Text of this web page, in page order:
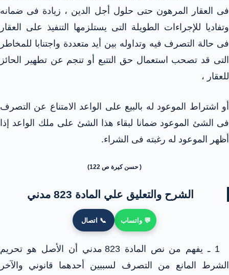
فى العقار المرهون حتى حلول أجل الدين ، زيادة فى ضمانه
وتفاديا للإجراءات الطويلة التى يستلزمها التنفيذ على العقار
فى حالة التصرف فيه وتداوله بين أيد متعددة واجتنابا للمخاطر
التى قد تصحب استعمال حق التتبع أو تنجم عن تطهير الحائز
للعقار ،
أو اشتراط الموعود له بالبيع على الواعد الامتناع عن التصرف
فى الشئ الموعود ضمانا لبقاء هذا الشئ على ملك الواعد إذا
أظهر الموعود له رغبته فى الشراء.
( حسن كيرة ص 122)
الشرح والتعليق علي المادة 823 مدني
1 ـ يفهم من نص المادة 823 مدني أن الأصل هو تحريم
الشرط المانع من التصرف لسببين أحدهما قانوني والآخر
💬 واتساب 📞 اتصال